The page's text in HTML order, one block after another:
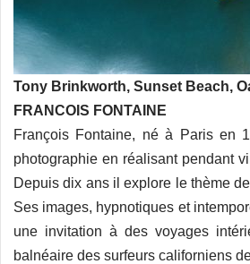
Tony Brinkworth, Sunset Beach,
FRANCOIS FONTAINE
François Fontaine, né à Paris en
photographie en réalisant pendant
Depuis dix ans il explore le thème
Ses images, hypnotiques et
une invitation à des voyages
balnéaire des surfeurs californiens